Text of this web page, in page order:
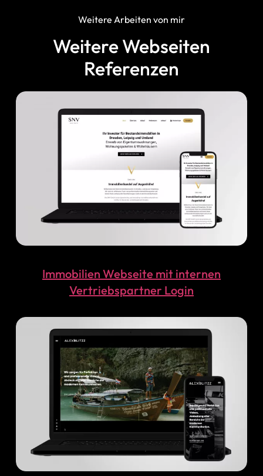
Weitere Arbeiten von mir
Weitere Webseiten
Referenzen
Immobilien Webseite mit internen
Vertriebspartner Login